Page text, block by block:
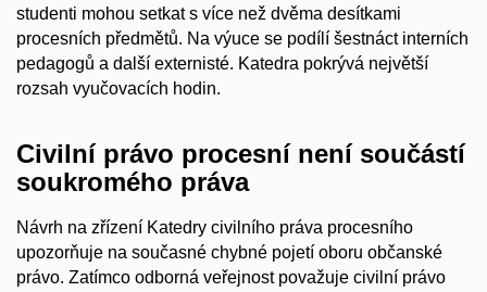
studenti mohou setkat s více než dvěma desítkami
procesních předmětů. Na výuce se podílí šestnáct interních
pedagogů a další externisté. Katedra pokrývá největší
rozsah vyučovacích hodin.
Civilní právo procesní není součástí
soukromého práva
Návrh na zřízení Katedry civilního práva procesního
upozorňuje na současné chybné pojetí oboru občanské
právo. Zatímco odborná veřejnost považuje civilní právo